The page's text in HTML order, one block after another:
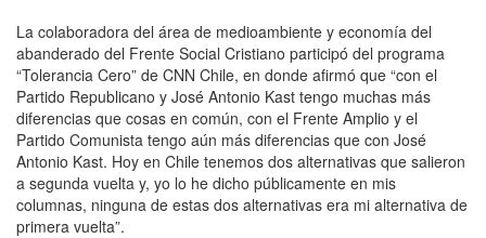
La colaboradora del área de medioambiente y economía del
abanderado del Frente Social Cristiano participó del programa
“Tolerancia Cero” de CNN Chile, en donde afirmó que “con el
Partido Republicano y José Antonio Kast tengo muchas más
diferencias que cosas en común, con el Frente Amplio y el
Partido Comunista tengo aún más diferencias que con José
Antonio Kast. Hoy en Chile tenemos dos alternativas que salieron
a segunda vuelta y, yo lo he dicho públicamente en mis
columnas, ninguna de estas dos alternativas era mi alternativa de
primera vuelta”.